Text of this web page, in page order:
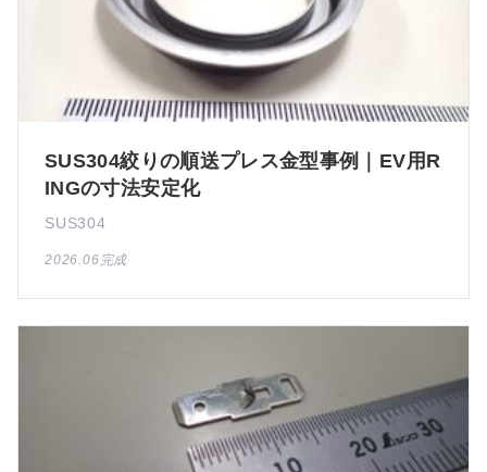
SUS304絞りの順送プレス金型事例｜EV用R
INGの寸法安定化
SUS304
2026.06完成